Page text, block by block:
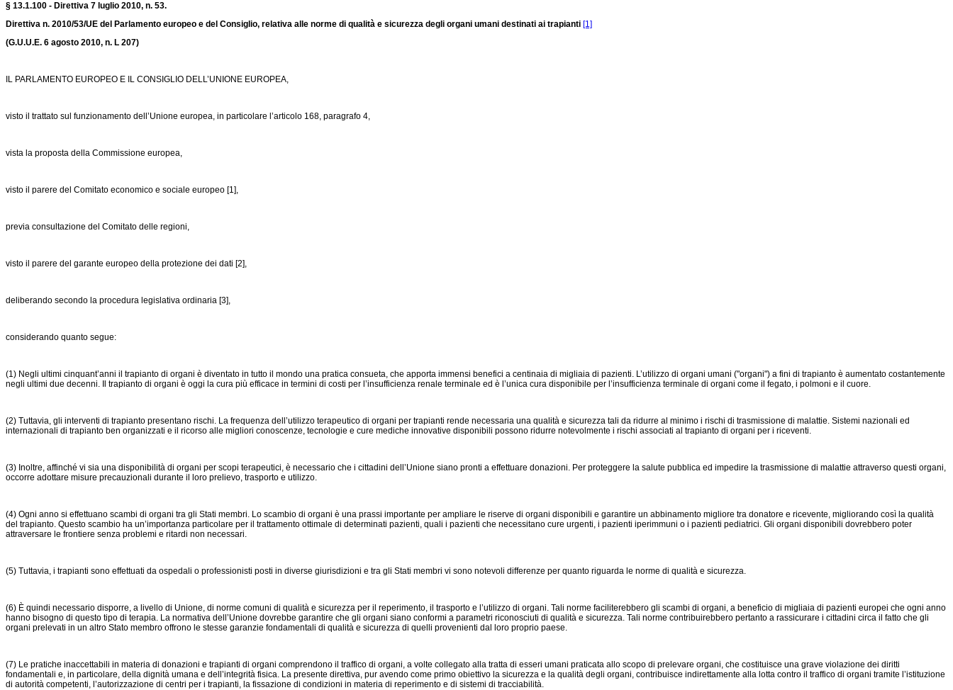
§ 13.1.100 - Direttiva 7 luglio 2010, n. 53.
Direttiva n. 2010/53/UE del Parlamento europeo e del Consiglio, relativa alle norme di qualità e sicurezza degli organi umani destinati ai trapianti [1]
(G.U.U.E. 6 agosto 2010, n. L 207)
IL PARLAMENTO EUROPEO E IL CONSIGLIO DELL’UNIONE EUROPEA,
visto il trattato sul funzionamento dell’Unione europea, in particolare l’articolo 168, paragrafo 4,
vista la proposta della Commissione europea,
visto il parere del Comitato economico e sociale europeo [1],
previa consultazione del Comitato delle regioni,
visto il parere del garante europeo della protezione dei dati [2],
deliberando secondo la procedura legislativa ordinaria [3],
considerando quanto segue:
(1) Negli ultimi cinquant’anni il trapianto di organi è diventato in tutto il mondo una pratica consueta, che apporta immensi benefici a centinaia di migliaia di pazienti. L’utilizzo di organi umani ("organi") a fini di trapianto è aumentato costantemente
negli ultimi due decenni. Il trapianto di organi è oggi la cura più efficace in termini di costi per l’insufficienza renale terminale ed è l’unica cura disponibile per l’insufficienza terminale di organi come il fegato, i polmoni e il cuore.
(2) Tuttavia, gli interventi di trapianto presentano rischi. La frequenza dell’utilizzo terapeutico di organi per trapianti rende necessaria una qualità e sicurezza tali da ridurre al minimo i rischi di trasmissione di malattie. Sistemi nazionali ed
internazionali di trapianto ben organizzati e il ricorso alle migliori conoscenze, tecnologie e cure mediche innovative disponibili possono ridurre notevolmente i rischi associati al trapianto di organi per i riceventi.
(3) Inoltre, affinché vi sia una disponibilità di organi per scopi terapeutici, è necessario che i cittadini dell’Unione siano pronti a effettuare donazioni. Per proteggere la salute pubblica ed impedire la trasmissione di malattie attraverso questi organi,
occorre adottare misure precauzionali durante il loro prelievo, trasporto e utilizzo.
(4) Ogni anno si effettuano scambi di organi tra gli Stati membri. Lo scambio di organi è una prassi importante per ampliare le riserve di organi disponibili e garantire un abbinamento migliore tra donatore e ricevente, migliorando così la qualità
del trapianto. Questo scambio ha un’importanza particolare per il trattamento ottimale di determinati pazienti, quali i pazienti che necessitano cure urgenti, i pazienti iperimmuni o i pazienti pediatrici. Gli organi disponibili dovrebbero poter
attraversare le frontiere senza problemi e ritardi non necessari.
(5) Tuttavia, i trapianti sono effettuati da ospedali o professionisti posti in diverse giurisdizioni e tra gli Stati membri vi sono notevoli differenze per quanto riguarda le norme di qualità e sicurezza.
(6) È quindi necessario disporre, a livello di Unione, di norme comuni di qualità e sicurezza per il reperimento, il trasporto e l’utilizzo di organi. Tali norme faciliterebbero gli scambi di organi, a beneficio di migliaia di pazienti europei che ogni anno
hanno bisogno di questo tipo di terapia. La normativa dell’Unione dovrebbe garantire che gli organi siano conformi a parametri riconosciuti di qualità e sicurezza. Tali norme contribuirebbero pertanto a rassicurare i cittadini circa il fatto che gli
organi prelevati in un altro Stato membro offrono le stesse garanzie fondamentali di qualità e sicurezza di quelli provenienti dal loro proprio paese.
(7) Le pratiche inaccettabili in materia di donazioni e trapianti di organi comprendono il traffico di organi, a volte collegato alla tratta di esseri umani praticata allo scopo di prelevare organi, che costituisce una grave violazione dei diritti
fondamentali e, in particolare, della dignità umana e dell’integrità fisica. La presente direttiva, pur avendo come primo obiettivo la sicurezza e la qualità degli organi, contribuisce indirettamente alla lotta contro il traffico di organi tramite l’istituzione
di autorità competenti, l’autorizzazione di centri per i trapianti, la fissazione di condizioni in materia di reperimento e di sistemi di tracciabilità.